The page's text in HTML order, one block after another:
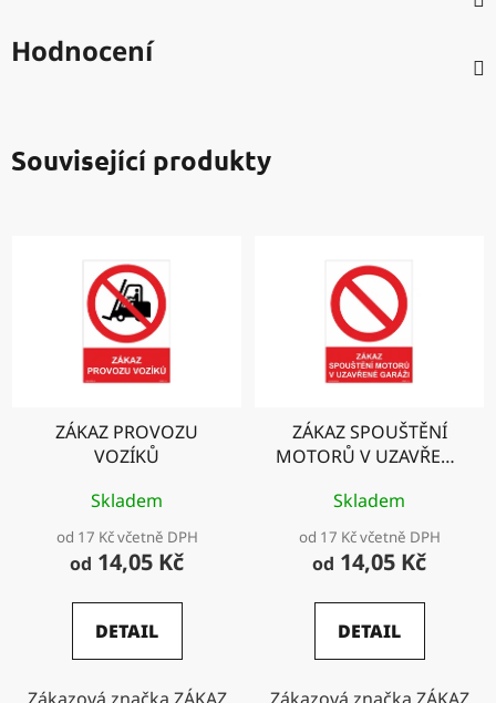
Hodnocení
Související produkty
ZÁKAZ PROVOZU
VOZÍKŮ
Skladem
od 17 Kč včetně DPH
od 14,05 Kč
DETAIL
ZÁKAZ SPOUŠTĚNÍ
MOTORŮ V UZAVŘENÉ
Skladem
od 17 Kč včetně DPH
od 14,05 Kč
DETAIL